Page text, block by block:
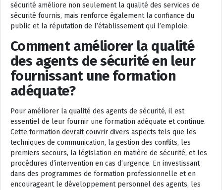
sécurité améliore non seulement la qualité des services de
sécurité fournis, mais renforce également la confiance du
public et la réputation de l’établissement qui l’emploie.
Comment améliorer la qualité
des agents de sécurité en leur
fournissant une formation
adéquate?
Pour améliorer la qualité des agents de sécurité, il est
essentiel de leur fournir une formation adéquate et continue.
Cette formation devrait couvrir divers aspects tels que les
techniques de communication, la gestion des conflits, les
premiers secours, la législation en matière de sécurité, et les
procédures d’intervention en cas d’urgence. En investissant
dans des programmes de formation professionnelle et en
encourageant le développement personnel des agents, les